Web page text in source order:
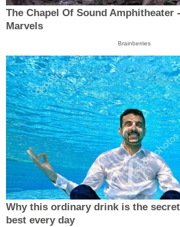
The Chapel Of Sound Amphitheater
Marvels
Brainberries
Why this ordinary drink is the
best every day